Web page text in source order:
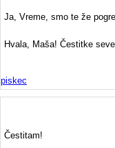
Ja, Vreme, smo te že
Hvala, Maša! Čestitke
piskec
Čestitam!